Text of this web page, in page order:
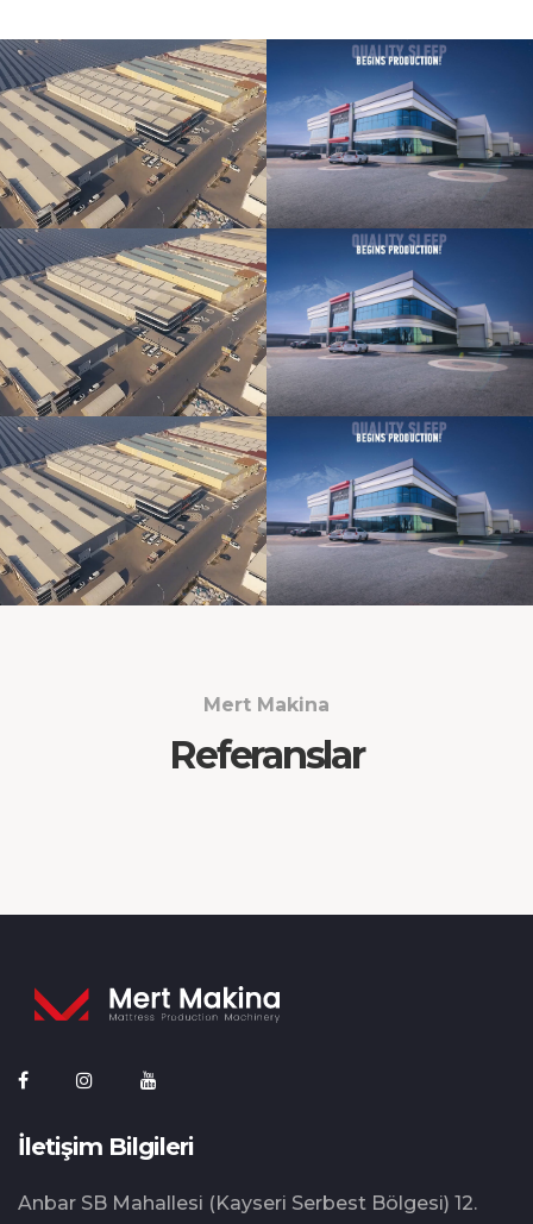
Mert Makina
Referanslar
İletişim Bilgileri
Anbar SB Mahallesi (Kayseri Serbest Bölgesi) 12.⁠